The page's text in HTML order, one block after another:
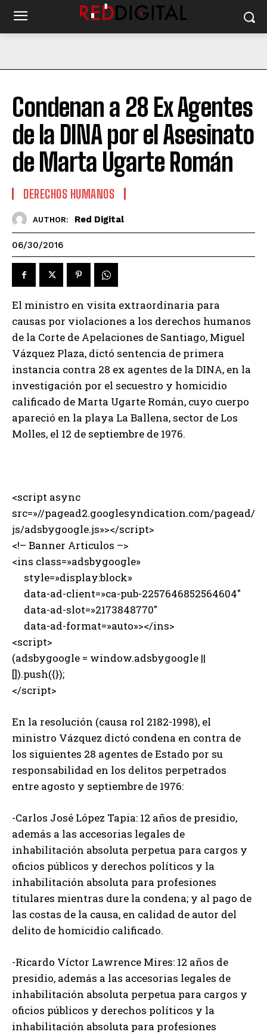
Condenan a 28 Ex Agentes
de la DINA por el Asesinato
de Marta Ugarte Román
DERECHOS HUMANOS
AUTHOR: Red Digital
06/30/2016
El ministro en visita extraordinaria para
causas por violaciones a los derechos humanos
de la Corte de Apelaciones de Santiago, Miguel
Vázquez Plaza, dictó sentencia de primera
instancia contra 28 ex agentes de la DINA, en la
investigación por el secuestro y homicidio
calificado de Marta Ugarte Román, cuyo cuerpo
apareció en la playa La Ballena, sector de Los
Molles, el 12 de septiembre de 1976.
<script async
src=»//pagead2.googlesyndication.com/pagead/
js/adsbygoogle.js»></script>
<!– Banner Articulos –>
<ins class=»adsbygoogle»
style=»display:block»
data-ad-client=»ca-pub-2257646852564604″
data-ad-slot=»2173848770″
data-ad-format=»auto»></ins>
<script>
(adsbygoogle = window.adsbygoogle ||
[]).push({});
</script>
En la resolución (causa rol 2182-1998), el
ministro Vázquez dictó condena en contra de
los siguientes 28 agentes de Estado por su
responsabilidad en los delitos perpetrados
entre agosto y septiembre de 1976:
-Carlos José López Tapia: 12 años de presidio,
además a las accesorias legales de
inhabilitación absoluta perpetua para cargos y
oficios públicos y derechos políticos y la
inhabilitación absoluta para profesiones
titulares mientras dure la condena; y al pago de
las costas de la causa, en calidad de autor del
delito de homicidio calificado.
-Ricardo Víctor Lawrence Mires: 12 años de
presidio, además a las accesorias legales de
inhabilitación absoluta perpetua para cargos y
oficios públicos y derechos políticos y la
inhabilitación absoluta para profesiones